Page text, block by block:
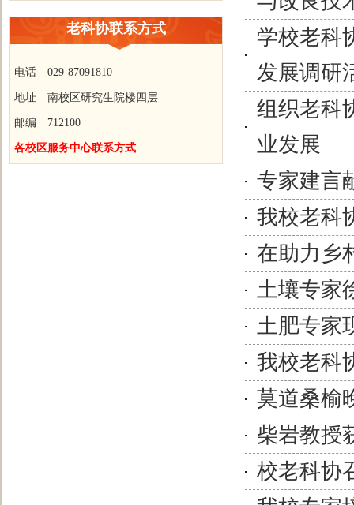
老科协联系方式
电话 029-87091810
地址 南校区研究生院楼四层
邮编 712100
各校区服务中心联系方式
学校老科
发展调研
组织老科
业发展
专家建言
我校老科
在助力乡
土壤专家
土肥专家
我校老科
莫道桑榆
柴岩教授
校老科协